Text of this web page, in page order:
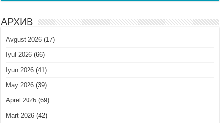
АРХИВ
Avgust 2026 (17)
Iyul 2026 (66)
Iyun 2026 (41)
May 2026 (39)
Aprel 2026 (69)
Mart 2026 (42)